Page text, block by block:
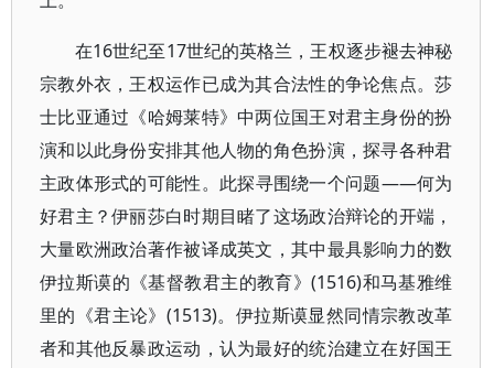
在16世纪至17世纪的英格兰，王权逐步褪去神秘
宗教外衣，王权运作已成为其合法性的争论焦点。莎
士比亚通过《哈姆莱特》中两位国王对君主身份的扮
演和以此身份安排其他人物的角色扮演，探寻各种君
主政体形式的可能性。此探寻围绕一个问题——何为
好君主？伊丽莎白时期目睹了这场政治辩论的开端，
大量欧洲政治著作被译成英文，其中最具影响力的数
伊拉斯谟的《基督教君主的教育》(1516)和马基雅维
里的《君主论》(1513)。伊拉斯谟显然同情宗教改革
者和其他反暴政运动，认为最好的统治建立在好国王